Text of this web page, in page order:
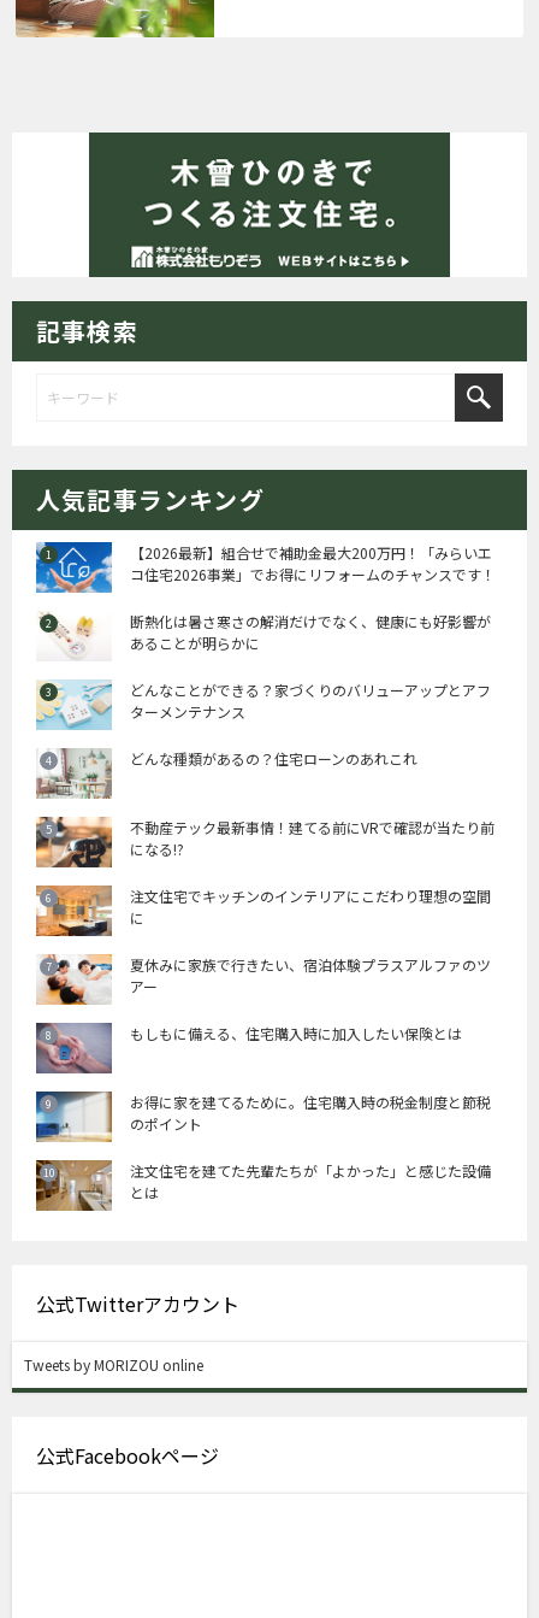
記事検索
人気記事ランキング
【2026最新】組合せで補助金最大200万円！「みらいエ
コ住宅2026事業」でお得にリフォームのチャンスです！
断熱化は暑さ寒さの解消だけでなく、健康にも好影響が
あることが明らかに
どんなことができる？家づくりのバリューアップとアフ
ターメンテナンス
どんな種類があるの？住宅ローンのあれこれ
不動産テック最新事情！建てる前にVRで確認が当たり前
になる!?
注文住宅でキッチンのインテリアにこだわり理想の空間
に
夏休みに家族で行きたい、宿泊体験プラスアルファのツ
アー
もしもに備える、住宅購入時に加入したい保険とは
お得に家を建てるために。住宅購入時の税金制度と節税
のポイント
注文住宅を建てた先輩たちが「よかった」と感じた設備
とは
公式Twitterアカウント
Tweets by MORIZOU online
公式Facebookページ